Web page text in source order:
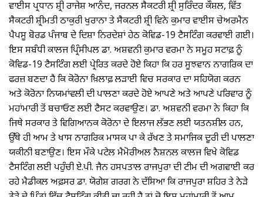
ਵਾਈਸ ਪ੍ਰਧਾਨ ਸ਼੍ਰੀ ਰਾਜੇਸ਼ ਆਨੰਦ, ਜਰਨਲ ਸੈਕਟਰੀ ਸ਼੍ਰੀ ਸੁਰਿੰਦਰ ਕੌਸ਼ਲ, ਵਿੱਤ
ਸੈਕਟਰੀ ਸ਼੍ਰੀਮਤੀ ਠਾਕੁਰੀ ਖੁਰਾਨਾ ਤੇ ਸੈਕਟਰੀ ਸ਼੍ਰੀ ਵਿਨੇ ਕੁਮਾਰ ਵਾਈਸ ਚੇਅਰਮੈਨ
ਪੈਪਸੂ ਬੋਰਡ ਪੰਜਾਬ ਦੇ ਦਿਸ਼ਾ ਨਿਰਦੇਸ਼ਾਂ ਹੇਠ ਕੋਵਿਡ-19 ਟੈਸਟਿੰਗ ਕਰਵਾਈ ਗਈ।
ਇਸ ਸਬੰਧੀ ਕਾਲਜ ਪ੍ਰਿੰਸੀਪਲ ਡਾ. ਅਸ਼ਵਨੀ ਕੁਮਾਰ ਵਰਮਾ ਨੇ ਸਮੂਹ ਸਟਾਫ਼ ਨੂੰ
ਕੋਵਿਡ-19 ਟੈਸਟਿੰਗ ਲਈ ਪ੍ਰੇਰਿਤ ਕਰਦੇ ਹੋਏ ਕਿਹਾ ਕਿ ਹਰ ਸੂਝਵਾਨ ਨਾਗਰਿਕ ਦਾ
ਫਰਜ਼ ਬਣਦਾ ਹੈ ਕਿ ਕੋਰੋਨਾ ਖ਼ਿਲਾਫ਼ ਲੜਾਈ ਵਿਚ ਸਰਕਾਰ ਦਾ ਸਹਿਯੋਗ ਕਰਨ
ਅਤੇ ਕੋਰੋਨਾ ਨਿਯਮਾਂਵਲੀ ਦੀ ਪਾਲਣਾ ਕਰਦੇ ਹੋਏ ਆਪਣੇ ਅਤੇ ਆਪਣੇ ਪਰਿਵਾਰ ਨੂੰ
ਮਹਾਂਮਾਰੀ ਤੋਂ ਬਚਾਓਣ ਲਈ ਟੈਸਟ ਕਰਵਾਉਣ। ਡਾ. ਅਸ਼ਵਨੀ ਵਰਮਾ ਨੇ ਕਿਹਾ ਕਿ
ਜਿਥੇ ਸਰਕਾਰ ਤੇ ਵਿਗਿਆਨਕ ਕੋਰੋਨਾ ਦੇ ਇਲਾਜ ਲੱਭਣ ਲਈ ਯਤਨਸ਼ੀਲ ਹਨ,
ਉੱਥੇ ਹੀ ਆਮ ਤੇ ਖਾਸ ਨਾਗਰਿਕ ਮਾਸਕ ਪਾ ਕੇ ਰੱਖਣ ਤੇ ਸਮਾਜਿਕ ਦੂਰੀ ਦੀ ਪਾਲਣਾ
ਯਕੀਨੀ ਬਣਾਉਣ। ਇਸ ਮੌਕੇ ਪਟੇਲ ਮੈਮੋਰੀਅਲ ਨੈਸ਼ਨਲ ਕਾਲਜ ਵਿਖੇ ਕੋਵਿਡ
ਟੈਸਟਿੰਗ ਲਈ ਪਹੁੰਚੀ ਏ.ਪੀ. ਜੈਨ ਹਸਪਤਾਲ ਰਾਜਪੁਰਾ ਦੀ ਟੀਮ ਦੀ ਅਗਵਾਈ ਕਰ
ਰਹੇ ਮੈਡੀਕਲ ਅਫ਼ਸਰ ਡਾ. ਯੋਗੇਸ਼ ਗਰਗ ਨੇ ਦੱਸਿਆ ਕਿ ਰਾਜਪੁਰਾ ਸ਼ਹਿਰ ਤੇ ਨੇੜੇ